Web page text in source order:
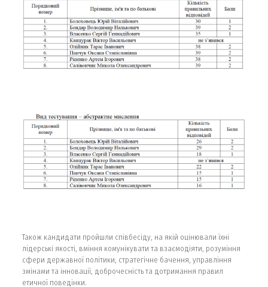
Також кандидати пройшли співбесіду, на якій оцінювали їхні
лідерські якості, вміння комунікувати та взаємодіяти, розуміння
сфери державної політики, стратегічне бачення, управління
змінами та інновації, доброчесність та дотримання правил
етичної поведінки.